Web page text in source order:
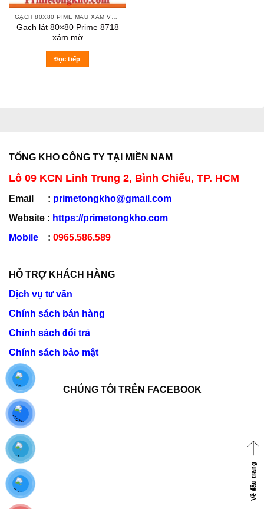
GẠCH 80X80 PIME MÀU XÁM VÀ CÁC MÀU VÂN SÁNG NHẸ
Gạch lát 80×80 Prime 8718
xám mờ
Đọc tiếp
TỔNG KHO CÔNG TY TẠI MIỀN NAM
Lô 09 KCN Linh Trung 2, Bình Chiểu, TP. HCM
Email : primetongkho@gmail.com
Website : https://primetongkho.com
Mobile : 0965.586.589
HỖ TRỢ KHÁCH HÀNG
Dịch vụ tư vấn
Chính sách bán hàng
Chính sách đổi trả
Chính sách bảo mật
CHÚNG TÔI TRÊN FACEBOOK
Về đầu trang